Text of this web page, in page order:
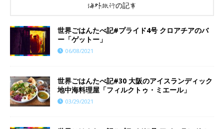
海外旅行の記事
世界ごはんたべ記#プライド4号 クロアチアのバ
ー「ゲットー」
06/08/2021
世界ごはんたべ記#30 大阪のアイスランディック
地中海料理屋「フィルクトゥ・ミエール」
03/29/2021